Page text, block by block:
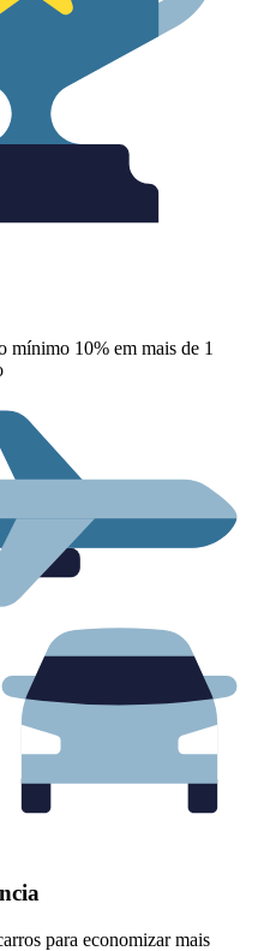
mínimo 10% em mais de 1
para economizar mais